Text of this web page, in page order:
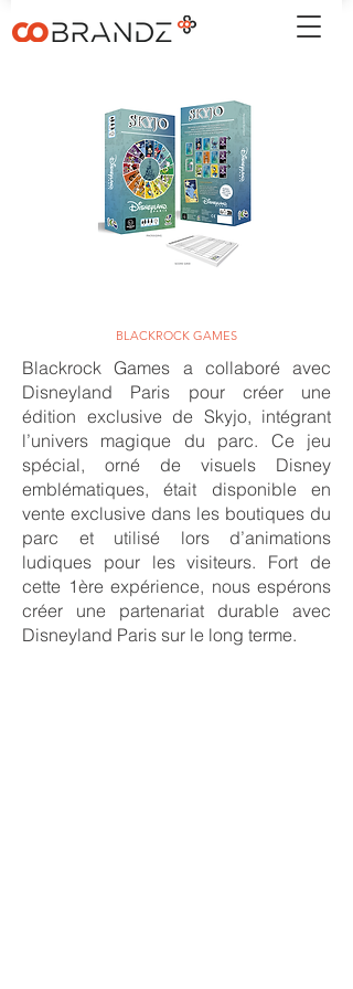
BLACKROCK GAMES
Blackrock Games a collaboré avec
Disneyland Paris pour créer une
édition exclusive de Skyjo, intégrant
l’univers magique du parc. Ce jeu
spécial, orné de visuels Disney
emblématiques, était disponible en
vente exclusive dans les boutiques du
parc et utilisé lors d’animations
ludiques pour les visiteurs. Fort de
cette 1ère expérience, nous espérons
créer une partenariat durable avec
Disneyland Paris sur le long terme.